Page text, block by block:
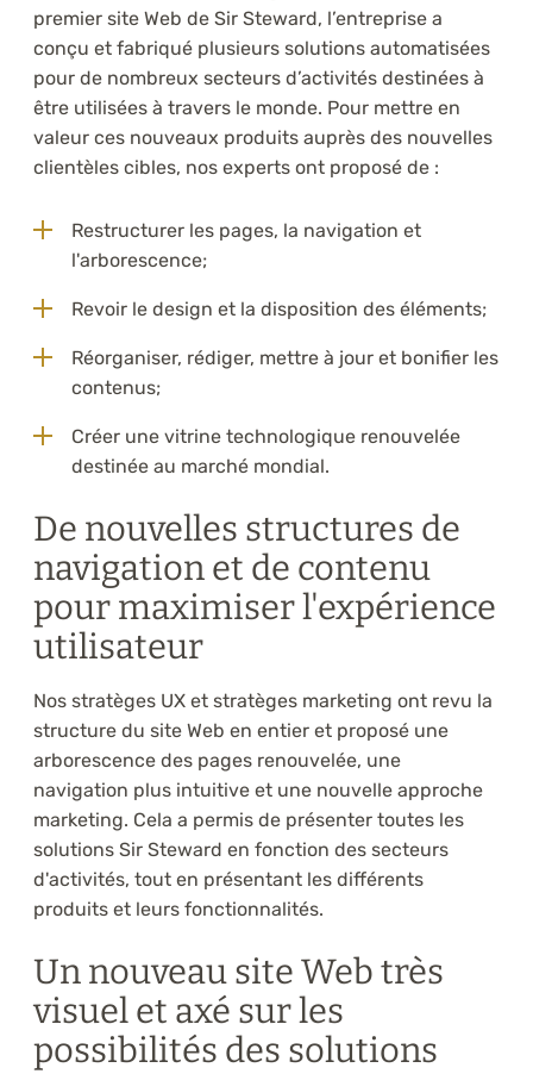
premier site Web de Sir Steward, l’entreprise a
conçu et fabriqué plusieurs solutions automatisées
pour de nombreux secteurs d’activités destinées à
être utilisées à travers le monde. Pour mettre en
valeur ces nouveaux produits auprès des nouvelles
clientèles cibles, nos experts ont proposé de :
Restructurer les pages, la navigation et
l'arborescence;
Revoir le design et la disposition des éléments;
Réorganiser, rédiger, mettre à jour et bonifier les
contenus;
Créer une vitrine technologique renouvelée
destinée au marché mondial.
De nouvelles structures de
navigation et de contenu
pour maximiser l'expérience
utilisateur
Nos stratèges UX et stratèges marketing ont revu la
structure du site Web en entier et proposé une
arborescence des pages renouvelée, une
navigation plus intuitive et une nouvelle approche
marketing. Cela a permis de présenter toutes les
solutions Sir Steward en fonction des secteurs
d'activités, tout en présentant les différents
produits et leurs fonctionnalités.
Un nouveau site Web très
visuel et axé sur les
possibilités des solutions